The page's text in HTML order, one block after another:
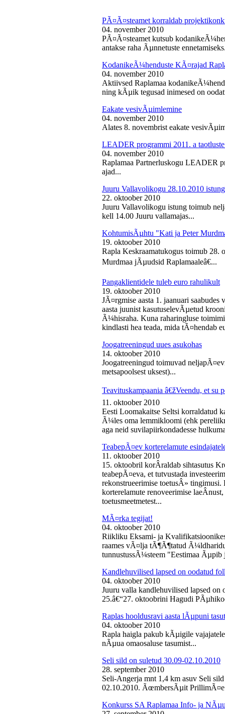
PÃ¤Ã¤steamet korraldab
04. november 2010
PÃ¤Ã¤steamet kutsub
antakse raha Ãµnnetuste
KodanikeÃ¼henduste KÃ¤rajad
04. november 2010
Aktiivsed Raplamaa
ning kÃµik tegusad inimesed on
Eakate vesivÃµimlemine
04. november 2010
Alates 8. novembrist eakate
LEADER programmi 2011. a
04. november 2010
Raplamaa Partnerluskogu LEADER
ajad...
Juuru Vallavolikogu 28.10.2010 istung
22. oktoober 2010
Juuru Vallavolikogu istung toimub
kell 14.00 Juuru vallamajas...
KohtumisÃµhtu "Kati ja Peter
19. oktoober 2010
Rapla Keskraamatukogus toimub
Murdmaa jÃµudsid Raplamaaleâ€...
Pangaklientidele tuleb euro rahulikult
19. oktoober 2010
JÃ¤rgmise aasta 1. jaanuari
aasta juunist kasutuselevÃµetud
Ã¼hisraha. Kuna raharingluse
kindlasti hea teada, mida tÃ¤hendab
Joogatreeningud uues asukohas
14. oktoober 2010
Joogatreeningud toimuvad
metsapoolsest uksest)...
Teavituskampaania â€žVeendu, et su
11. oktoober 2010
Eesti Loomakaitse Seltsi korraldatud
Ã¼les oma lemmikloomi (ehk
aga neid suvilapiirkondadesse
TeabepÃ¤ev korterelamute
11. oktoober 2010
15. oktoobril korÂ­raldab sihtasutus
teabepÃ¤eva, et tutvustada
rekonstrueerimise toetusÂ»
korterelamute renoveerimise
toetusmeetmetest...
MÃ¤rka tegijat!
04. oktoober 2010
Riikliku Eksami- ja
raames vÃ¤lja tÃ¶Ã¶tatud
tunnustussÃ¼steem "Eestimaa
Kandlehuvilised lapsed on oodatud
04. oktoober 2010
Juuru valla kandlehuvilised lapsed
25.â€“27. oktoobrini Hagudi
Raplas hooldusravi aasta lÃµpuni
04. oktoober 2010
Rapla haigla pakub kÃµigile
nÃµua omaosaluse tasumist...
Seli sild on suletud 30.09-02.10.2010
28. september 2010
Seli-Angerja mnt 1,4 km asuv Seli
02.10.2010. ÃœmbersÃµit
Konkurss SA Raplamaa Info- ja